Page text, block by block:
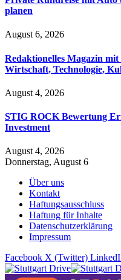
planen
August 6, 2026
Redaktionelles Magazin
Wirtschaft, Technologie,
August 4, 2026
STIG ROCK Bewertung
Investment
August 4, 2026
Donnerstag, August 6
Über uns
Kontakt
Haftungsausschluss
Haftung für Inhalte
Datenschutzerklärung
Impressum
Facebook X (Twitter)